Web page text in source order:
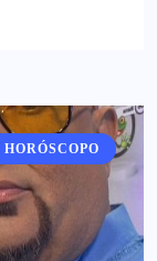
HORÓSCOPO